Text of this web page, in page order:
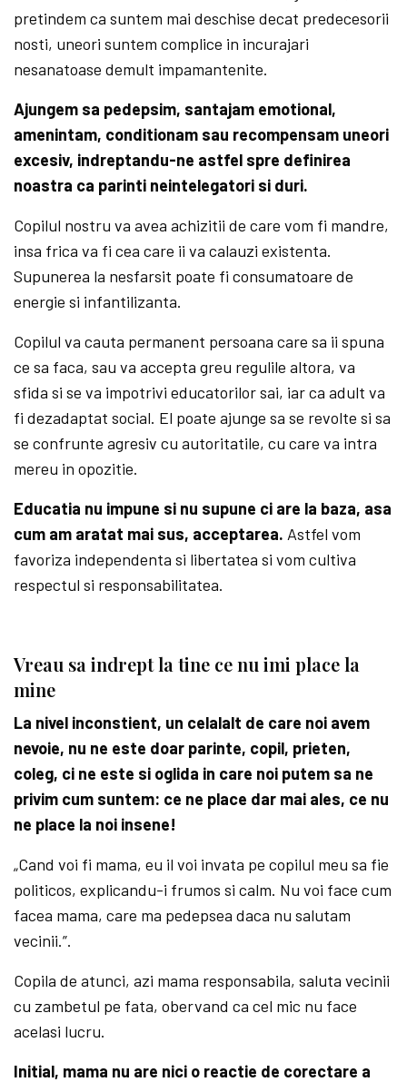
pretindem ca suntem mai deschise decat predecesorii
nosti, uneori suntem complice in incurajari
nesanatoase demult impamantenite.
Ajungem sa pedepsim, santajam emotional,
amenintam, conditionam sau recompensam uneori
excesiv, indreptandu-ne astfel spre definirea
noastra ca parinti neintelegatori si duri.
Copilul nostru va avea achizitii de care vom fi mandre,
insa frica va fi cea care ii va calauzi existenta.
Supunerea la nesfarsit poate fi consumatoare de
energie si infantilizanta.
Copilul va cauta permanent persoana care sa ii spuna
ce sa faca, sau va accepta greu regulile altora, va
sfida si se va impotrivi educatorilor sai, iar ca adult va
fi dezadaptat social. El poate ajunge sa se revolte si sa
se confrunte agresiv cu autoritatile, cu care va intra
mereu in opozitie.
Educatia nu impune si nu supune ci are la baza, asa
cum am aratat mai sus, acceptarea. Astfel vom
favoriza independenta si libertatea si vom cultiva
respectul si responsabilitatea.
Vreau sa indrept la tine ce nu imi place la
mine
La nivel inconstient, un celalalt de care noi avem
nevoie, nu ne este doar parinte, copil, prieten,
coleg, ci ne este si oglida in care noi putem sa ne
privim cum suntem: ce ne place dar mai ales, ce nu
ne place la noi insene!
„Cand voi fi mama, eu il voi invata pe copilul meu sa fie
politicos, explicandu-i frumos si calm. Nu voi face cum
facea mama, care ma pedepsea daca nu salutam
vecinii.”.
Copila de atunci, azi mama responsabila, saluta vecinii
cu zambetul pe fata, obervand ca cel mic nu face
acelasi lucru.
Initial, mama nu are nici o reactie de corectare a